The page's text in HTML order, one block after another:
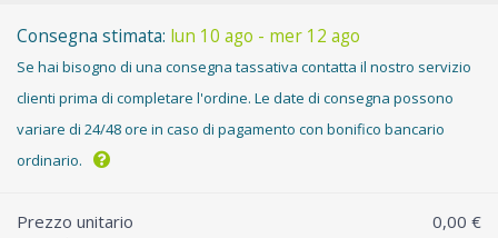
Consegna stimata: lun 10 ago - mer 12 ago
Se hai bisogno di una consegna tassativa contatta il nostro servizio
clienti prima di completare l'ordine. Le date di consegna possono
variare di 24/48 ore in caso di pagamento con bonifico bancario
ordinario.
Prezzo unitario 0,00 €